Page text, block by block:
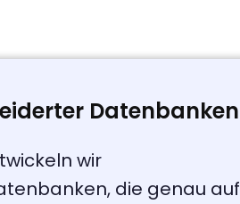
Datenbanken
wir
die genau auf